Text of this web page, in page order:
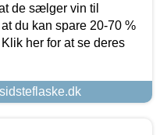
de sælger vin til
du kan spare 20-70 %
her for at se deres